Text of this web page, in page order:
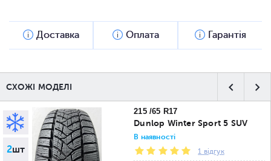
Доставка Оплата Гарантія
СХОЖІ МОДЕЛІ
2шт
215 /65 R17
Dunlop Winter Sport 5 SUV
В наявності
1 відгук